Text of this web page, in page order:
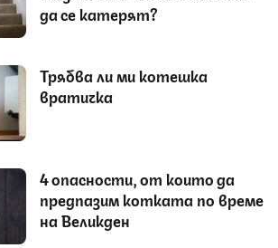
да се катерят?
Трябва ли ми котешка
вратичка
4 опасности, от които да
предпазим котката по време
на Великден